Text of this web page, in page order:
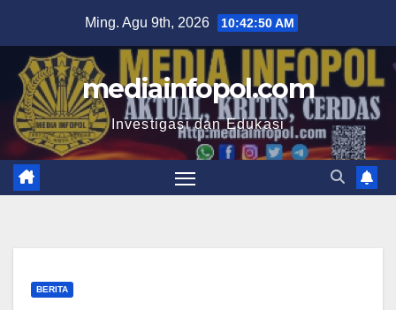
content
Ming. Agu 9th, 2026 10:42:51 AM
mediainfopol.com
Investigasi dan Edukasi
BERITA